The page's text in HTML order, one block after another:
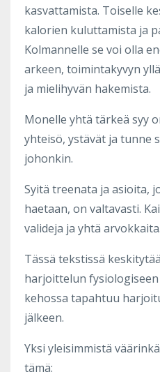
kasvattamista. Toiselle
kalorien kuluttamista ja
Kolmannelle se voi olla
arkeen, toimintakyvyn
ja mielihyvän hakemista.
Monelle yhtä tärkeä syy
yhteisö, ystävät ja tunne
johonkin.
Syitä treenata ja asioita,
haetaan, on valtavasti.
valideja ja yhtä arvokkaita.
Tässä tekstissä
harjoittelun
kehossa tapahtuu
jälkeen.
Yksi yleisimmistä
tämä: